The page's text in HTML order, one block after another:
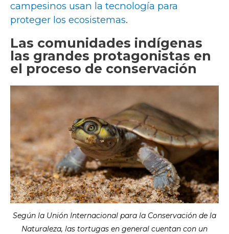
campesinos usan la tecnología para
proteger los ecosistemas.
Las comunidades indígenas
las grandes protagonistas en
el proceso de conservación
Según la Unión Internacional para la Conservación de la
Naturaleza, las tortugas en general cuentan con un